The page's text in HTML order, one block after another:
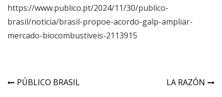
https://www.publico.pt/2024/11/30/publico-
brasil/noticia/brasil-propoe-acordo-galp-ampliar-
mercado-biocombustiveis-2113915
PÚBLICO BRASIL LA RAZÓN